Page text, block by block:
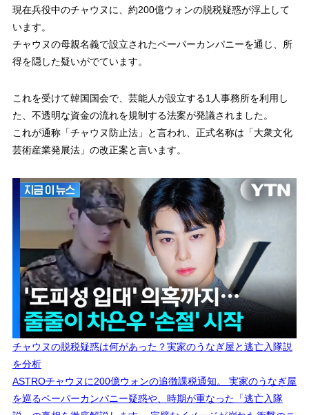
現在兵役中のチャウヌに、約200億ウォンの脱税疑惑が浮上して
います。
チャウヌの母親名義で設立されたペーパーカンパニーを通じ、所
得を隠した疑いがでています。
これを受けて韓国国会で、芸能人が設立する1人事務所を利用し
た、不透明な資金の流れを規制する法案が発議されました。
これが通称「チャウヌ防止法」と言われ、正式名称は「大衆文化
芸術産業発展法」の改正案と言います。
チャウヌの脱税疑惑は何があった？実家のうなぎ屋と逃亡入隊説
を分析
ASTROチャウヌに200億ウォンの追徴課税通知。 実家のうなぎ屋
を巡るペーパーカンパニー疑惑や、時期が重なった「逃亡入隊